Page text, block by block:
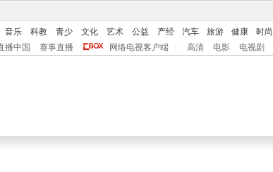
音乐 科教 青少 文化 艺术 公益 产经 汽车 旅游 健康 时尚
播中国 赛事直播 网络电视客户端 高清 电影 电视剧